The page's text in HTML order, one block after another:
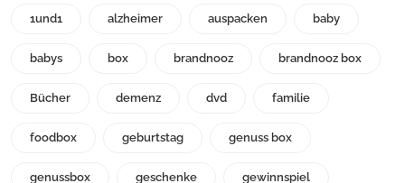
1und1 alzheimer auspacken baby
babys box brandnooz brandnooz box
Bücher demenz dvd familie
foodbox geburtstag genuss box
genussbox geschenke gewinnspiel